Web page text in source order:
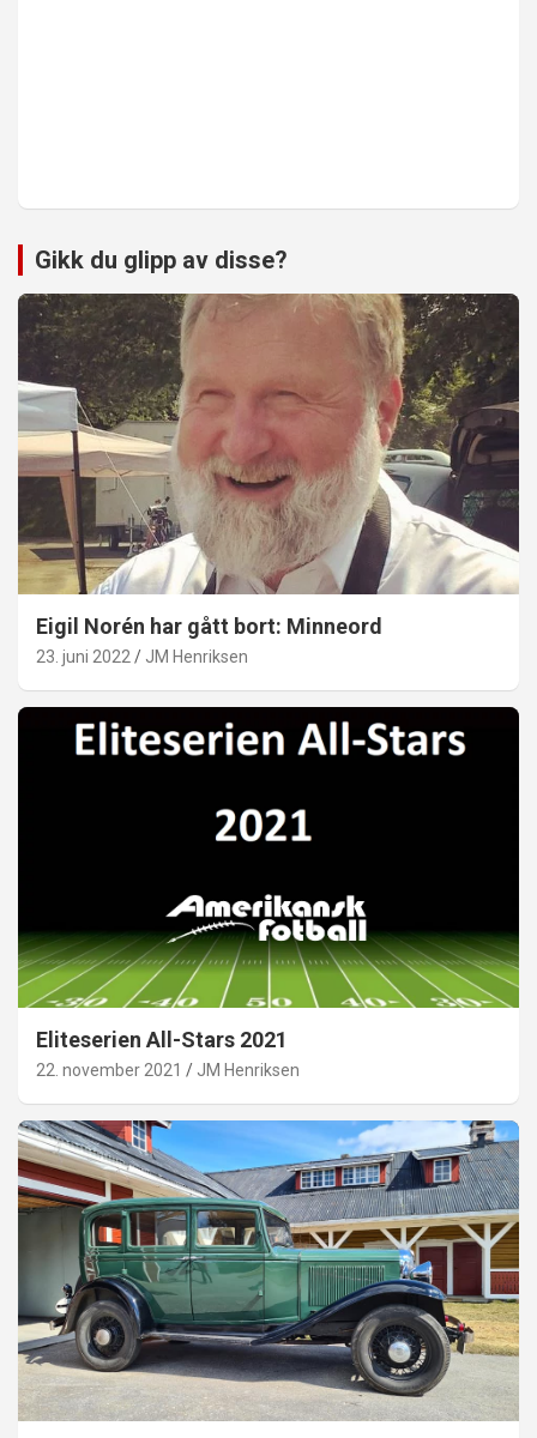
Gikk du glipp av disse?
Eigil Norén har gått bort: Minneord
23. juni 2022 JM Henriksen
Eliteserien All-Stars 2021
22. november 2021 JM Henriksen